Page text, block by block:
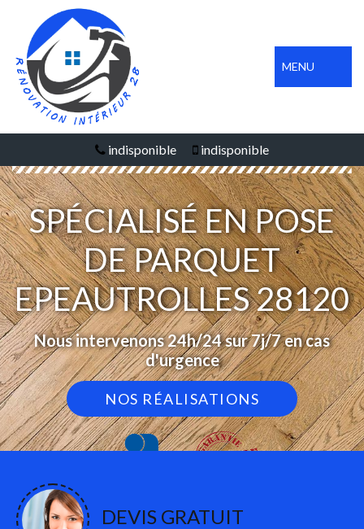
MENU
indisponible indisponible
SPÉCIALISÉ EN POSE
DE PARQUET
EPEAUTROLLES 28120
Nous intervenons 24h/24 sur 7j/7 en cas
d'urgence
NOS RÉALISATIONS
DEVIS GRATUIT